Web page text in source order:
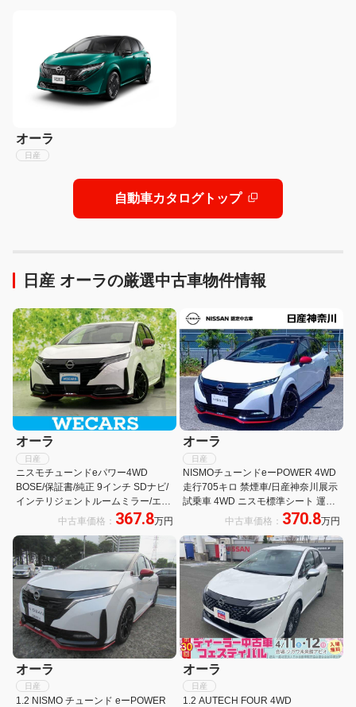
オーラ
日産
自動車カタログトップ
日産 オーラの厳選中古車物件情報
オーラ
日産
ニスモチューンドeパワー4WD
BOSE/保証書/純正 9インチ SDナビ/
インテリジェントルームミラー/エマ
ージェンシーブレーキ/シートヒータ
止支援システム/ドライブレコーダー
360°
中古車価格： 367.8万円
オーラ
日産
NISMOチューンドeーPOWER 4WD
走行705キロ 禁煙車/日産神奈川展示
試乗車 4WD ニスモ標準シート 運転
席助手席シートヒーター BOSE カー
ETC2.0 車内撮影用カメラ付ドラレ
コ LED メーカー新車保証継承
中古車価格： 370.8万円
オーラ
日産
1.2 NISMO チューンド eーPOWER
オーラ
日産
1.2 AUTECH FOUR 4WD